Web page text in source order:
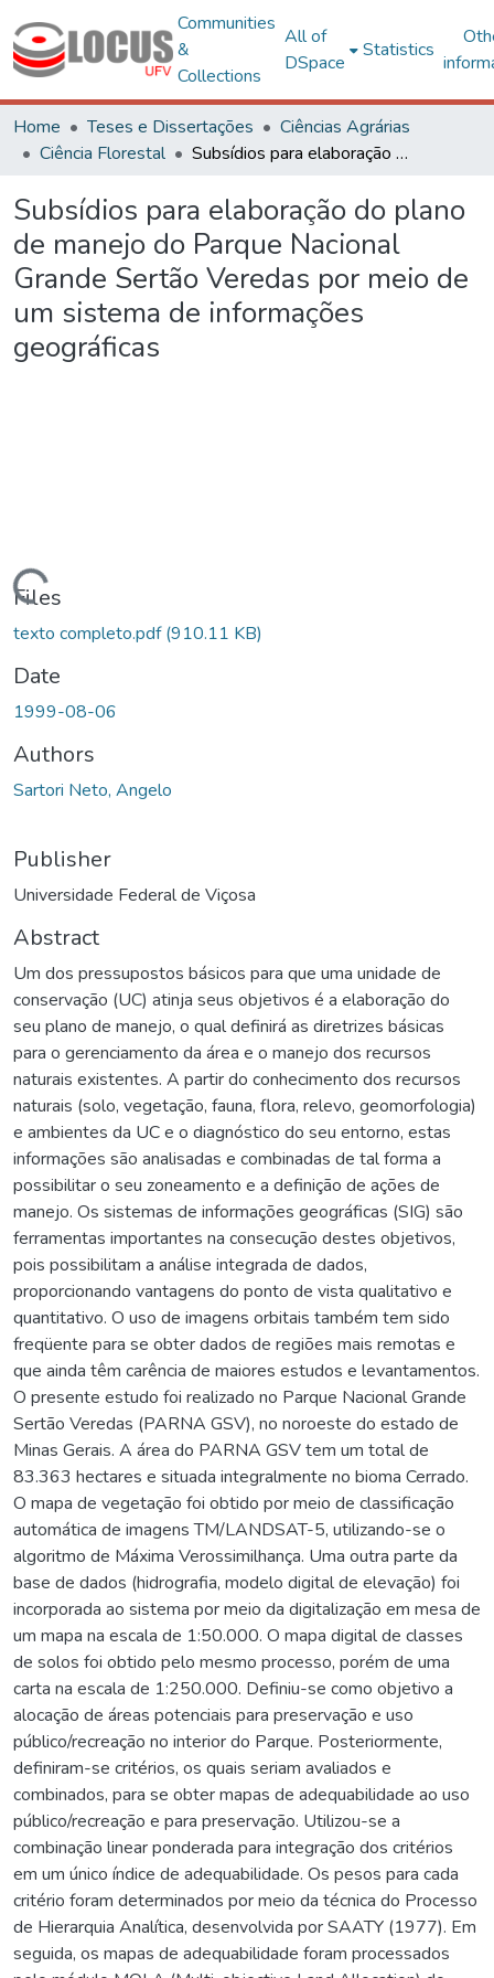
Communities
&
Collections
All of
DSpace
Statistics
Home Teses e Dissertações
Ciências Agrárias
Ciência Florestal
Subsídios para elaboração do plano de manejo do Parque Nacional Grande Sertão Veredas por meio de um sistema de informações geográficas
Subsídios para elaboração do plano
de manejo do Parque Nacional
Grande Sertão Veredas por meio de
um sistema de informações
geográficas
Files
texto completo.pdf(910.11 KB)
Date
1999-08-06
Authors
Sartori Neto, Angelo
Publisher
Universidade Federal de Viçosa
Abstract
Um dos pressupostos básicos para que uma unidade de
conservação (UC) atinja seus objetivos é a elaboração do
seu plano de manejo, o qual definirá as diretrizes básicas
para o gerenciamento da área e o manejo dos recursos
naturais existentes. A partir do conhecimento dos recursos
naturais (solo, vegetação, fauna, flora, relevo, geomorfologia)
e ambientes da UC e o diagnóstico do seu entorno, estas
informações são analisadas e combinadas de tal forma a
possibilitar o seu zoneamento e a definição de ações de
manejo. Os sistemas de informações geográficas (SIG) são
ferramentas importantes na consecução destes objetivos,
pois possibilitam a análise integrada de dados,
proporcionando vantagens do ponto de vista qualitativo e
quantitativo. O uso de imagens orbitais também tem sido
freqüente para se obter dados de regiões mais remotas e
que ainda têm carência de maiores estudos e levantamentos.
O presente estudo foi realizado no Parque Nacional Grande
Sertão Veredas (PARNA GSV), no noroeste do estado de
Minas Gerais. A área do PARNA GSV tem um total de
83.363 hectares e situada integralmente no bioma Cerrado.
O mapa de vegetação foi obtido por meio de classificação
automática de imagens TM/LANDSAT-5, utilizando-se o
algoritmo de Máxima Verossimilhança. Uma outra parte da
base de dados (hidrografia, modelo digital de elevação) foi
incorporada ao sistema por meio da digitalização em mesa de
um mapa na escala de 1:50.000. O mapa digital de classes
de solos foi obtido pelo mesmo processo, porém de uma
carta na escala de 1:250.000. Definiu-se como objetivo a
alocação de áreas potenciais para preservação e uso
público/recreação no interior do Parque. Posteriormente,
definiram-se critérios, os quais seriam avaliados e
combinados, para se obter mapas de adequabilidade ao uso
público/recreação e para preservação. Utilizou-se a
combinação linear ponderada para integração dos critérios
em um único índice de adequabilidade. Os pesos para cada
critério foram determinados por meio da técnica do Processo
de Hierarquia Analítica, desenvolvida por SAATY (1977). Em
seguida, os mapas de adequabilidade foram processados